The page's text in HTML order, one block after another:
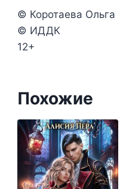
© Коротаева Ольга
© ИДДК
12+
Похожие